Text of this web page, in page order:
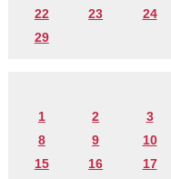
22
23 24
29
1 2 3
8
9 10
15
16 17